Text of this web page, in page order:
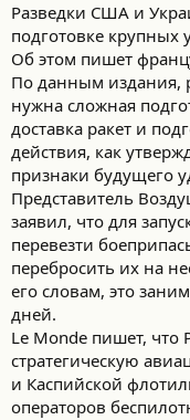
Разведки США и
подготовке крупных
Об этом пишет
По данным издания,
нужна сложная
доставка ракет и
действия, как
признаки будущего
Представитель
заявил, что для
перевезти
перебросить их на
его словам, это
дней.
Le Monde пишет, что
стратегическую
и Каспийской
операторов